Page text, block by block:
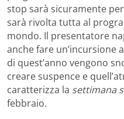
stop sarà sicuramente
sarà rivolta tutta al
mondo. Il presentatore
anche fare un’incursione
di quest’anno vengono
creare suspence e
caratterizza la settimana
febbraio.